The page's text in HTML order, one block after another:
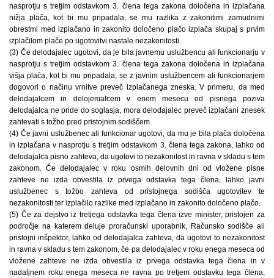
nasprotju s tretjim odstavkom 3. člena tega zakona določena in izplačana
nižja plača, kot bi mu pripadala, se mu razlika z zakonitimi zamudnimi
obrestmi med izplačano in zakonito določeno plačo izplača skupaj s prvim
izplačilom plače po ugotovitvi nastale nezakonitosti.
(3) Če delodajalec ugotovi, da je bila javnemu uslužbencu ali funkcionarju v
nasprotju s tretjim odstavkom 3. člena tega zakona določena in izplačana
višja plača, kot bi mu pripadala, se z javnim uslužbencem ali funkcionarjem
dogovori o načinu vrnitve preveč izplačanega zneska. V primeru, da med
delodajalcem in delojemalcem v enem mesecu od pisnega poziva
delodajalca ne pride do soglasja, mora delodajalec preveč izplačani znesek
zahtevati s tožbo pred pristojnim sodiščem.
(4) Če javni uslužbenec ali funkcionar ugotovi, da mu je bila plača določena
in izplačana v nasprotju s tretjim odstavkom 3. člena tega zakona, lahko od
delodajalca pisno zahteva, da ugotovi to nezakonitost in ravna v skladu s tem
zakonom. Če delodajalec v roku osmih delovnih dni od vložene pisne
zahteve ne izda obvestila iz prvega odstavka tega člena, lahko javni
uslužbenec s tožbo zahteva od pristojnega sodišča ugotovitev te
nezakonitosti ter izplačilo razlike med izplačano in zakonito določeno plačo.
(5) Če za dejstvo iz tretjega odstavka tega člena izve minister, pristojen za
področje na katerem deluje proračunski uporabnik, Računsko sodišče ali
pristojni inšpektor, lahko od delodajalca zahteva, da ugotovi to nezakonitost
in ravna v skladu s tem zakonom, če pa delodajalec v roku enega meseca od
vložene zahteve ne izda obvestila iz prvega odstavka tega člena in v
nadaljnem roku enega meseca ne ravna po tretjem odstavku tega člena,